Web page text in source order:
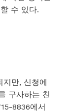
수 있다.
지만, 신청에
구사하는 친
8836에서